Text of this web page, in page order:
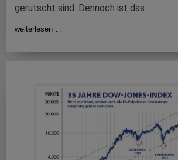
gerutscht sind. Dennoch ist das ...
weiterlesen …